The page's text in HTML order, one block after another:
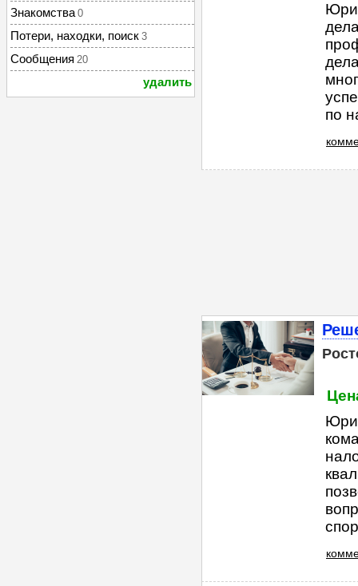
Знакомства 0
Потери, находки, поиск 3
Сообщения 20
удалить
по